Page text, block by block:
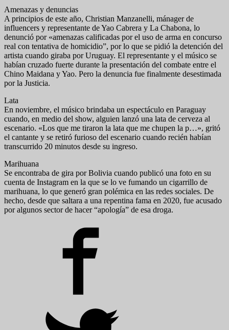
Amenazas y denuncias
A principios de este año, Christian Manzanelli, mánager de
influencers y representante de Yao Cabrera y La Chabona, lo
denunció por «amenazas calificadas por el uso de arma en concurso
real con tentativa de homicidio”, por lo que se pidió la detención del
artista cuando giraba por Uruguay. El representante y el músico se
habían cruzado fuerte durante la presentación del combate entre el
Chino Maidana y Yao. Pero la denuncia fue finalmente desestimada
por la Justicia.
Lata
En noviembre, el músico brindaba un espectáculo en Paraguay
cuando, en medio del show, alguien lanzó una lata de cerveza al
escenario. «Los que me tiraron la lata que me chupen la p…», gritó
el cantante y se retiró furioso del escenario cuando recién habían
transcurrido 20 minutos desde su ingreso.
Marihuana
Se encontraba de gira por Bolivia cuando publicó una foto en su
cuenta de Instagram en la que se lo ve fumando un cigarrillo de
marihuana, lo que generó gran polémica en las redes sociales. De
hecho, desde que saltara a una repentina fama en 2020, fue acusado
por algunos sector de hacer “apología” de esa droga.